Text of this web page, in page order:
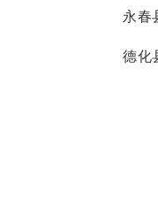
永春
德化